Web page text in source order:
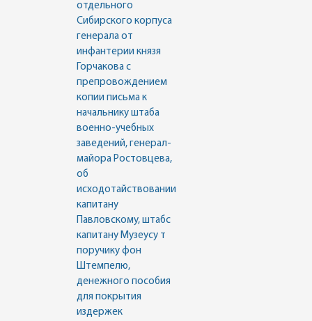
отдельного
Сибирского корпуса
генерала от
инфантерии князя
Горчакова с
препровождением
копии письма к
начальнику штаба
военно-учебных
заведений, генерал-
майора Ростовцева,
об
исходотайствовании
капитану
Павловскому, штабс
капитану Музеусу т
поручику фон
Штемпелю,
денежного пособия
для покрытия
издержек